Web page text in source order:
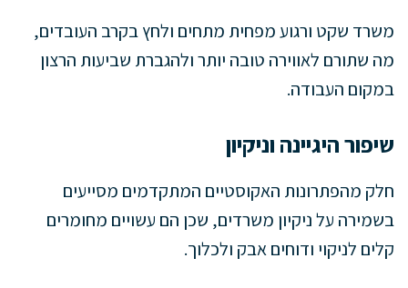
משרד שקט ורגוע מפחית מתחים ולחץ בקרב העובדים,
מה שתורם לאווירה טובה יותר ולהגברת שביעות הרצון
במקום העבודה.
שיפור היגיינה וניקיון
חלק מהפתרונות האקוסטיים המתקדמים מסייעים
בשמירה על ניקיון משרדים, שכן הם עשויים מחומרים
קלים לניקוי ודוחים אבק ולכלוך.